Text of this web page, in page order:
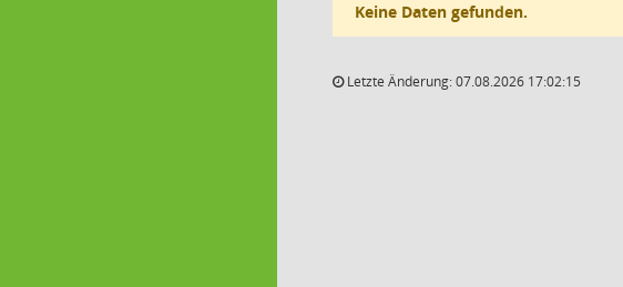
Keine Daten gefunden.
Letzte Änderung: 07.08.2026 17:02:15